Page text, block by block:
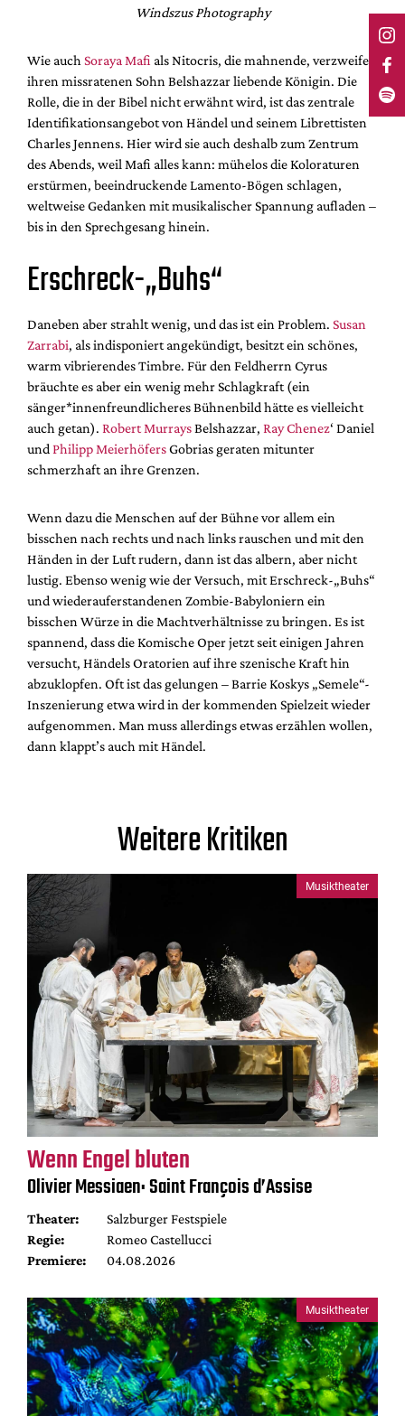
Windszus Photography
Wie auchSoraya Mafi als Nitocris, die mahnende, verzweifelt
ihren missratenen Sohn Belshazzar liebende Königin. Die
Rolle, die in der Bibel nicht erwähnt wird, ist das zentrale
Identifikationsangebot von Händel und seinem Librettisten
Charles Jennens. Hier wird sie auch deshalb zum Zentrum
des Abends, weil Mafi alles kann: mühelos die Koloraturen
erstürmen, beeindruckende Lamento-Bögen schlagen,
weltweise Gedanken mit musikalischer Spannung aufladen –
bis in den Sprechgesang hinein.
Erschreck-„Buhs“
Daneben aber strahlt wenig, und das ist ein Problem. Susan
Zarrabi, als indisponiert angekündigt, besitzt ein schönes,
warm vibrierendes Timbre. Für den Feldherrn Cyrus
bräuchte es aber ein wenig mehr Schlagkraft (ein
sänger*innenfreundlicheres Bühnenbild hätte es vielleicht
auch getan). Robert MurraysBelshazzar, Ray Chenez‘ Daniel
undPhilipp MeierhöfersGobrias geraten mitunter
schmerzhaft an ihre Grenzen.
Wenn dazu die Menschen auf der Bühne vor allem ein
bisschen nach rechts und nach links rauschen und mit den
Händen in der Luft rudern, dann ist das albern, aber nicht
lustig. Ebenso wenig wie der Versuch, mit Erschreck-„Buhs“
und wiederauferstandenen Zombie-Babyloniern ein
bisschen Würze in die Machtverhältnisse zu bringen. Es ist
spannend, dass die Komische Oper jetzt seit einigen Jahren
versucht, Händels Oratorien auf ihre szenische Kraft hin
abzuklopfen. Oft ist das gelungen – Barrie Koskys „Semele“-
Inszenierung etwa wird in der kommenden Spielzeit wieder
aufgenommen. Man muss allerdings etwas erzählen wollen,
dann klappt’s auch mit Händel.
Weitere Kritiken
Musiktheater
Wenn Engel bluten
Olivier Messiaen: Saint François d’Assise
Theater:
Salzburger Festspiele
Regie:
Romeo Castellucci
Premiere:
04.08.2026
Musiktheater